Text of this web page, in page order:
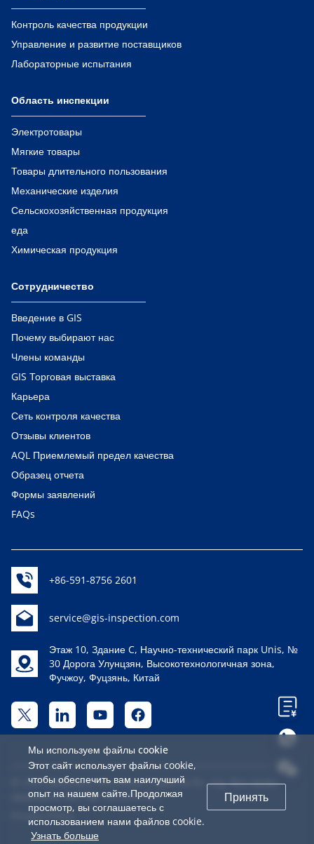
Контроль качества продукции
Управление и развитие поставщиков
Лабораторные испытания
Область инспекции
Электротовары
Мягкие товары
Товары длительного пользования
Механические изделия
Сельскохозяйственная продукция
еда
Химическая продукция
Сотрудничество
Введение в GIS
Почему выбирают нас
Члены команды
GIS Торговая выставка
Карьера
Сеть контроля качества
Отзывы клиентов
AQL Приемлемый предел качества
Образец отчета
Формы заявлений
FAQs
+86-591-8756 2601
service@gis-inspection.com
Этаж 10, Здание C, Научно-технический парк Unis, №
30 Дорога Улунцзян, Высокотехнологичная зона,
Фучжоу, Фуцзянь, Китай
@ 2023 Дженерал Инспекшн Сервисез Ко, лтд. Все права
защищены 闽ICP备16022441号-1
Privacy Policy
Мы используем файлы cookie
Этот сайт использует файлы cookie,
чтобы обеспечить вам наилучший
опыт на нашем сайте.Продолжая
просмотр, вы соглашаетесь с
использованием нами файлов cookie.
Узнать больше
Принять